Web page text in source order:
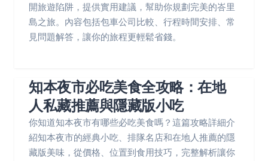
開旅遊陷阱，提供實用建議，幫助你規劃完美的峇里
島之旅。內容包括包車公司比較、行程時間安排、常
見問題解答，讓你的旅程更輕鬆省錢。
知本夜市必吃美食全攻略：在地
人私藏推薦與隱藏版小吃
你知道知本夜市有哪些必吃美食嗎？這篇攻略詳細介
紹知本夜市的經典小吃、排隊名店和在地人推薦的隱
藏版美味，從價格、位置到食用技巧，完整解析讓你